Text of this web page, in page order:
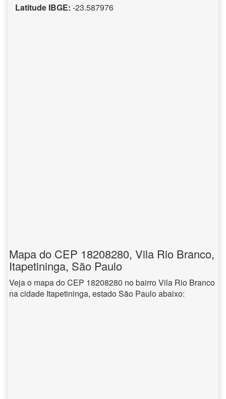
Latitude IBGE: -23.587976
Mapa do CEP 18208280, Vila Rio Branco,
Itapetininga, São Paulo
Veja o mapa do CEP 18208280 no bairro Vila Rio Branco
na cidade Itapetininga, estado São Paulo abaixo: